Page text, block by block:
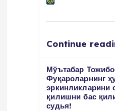
Continue
Мўътабар
Фуқароларнинг
эркинликларини
қилишни бас
судья!